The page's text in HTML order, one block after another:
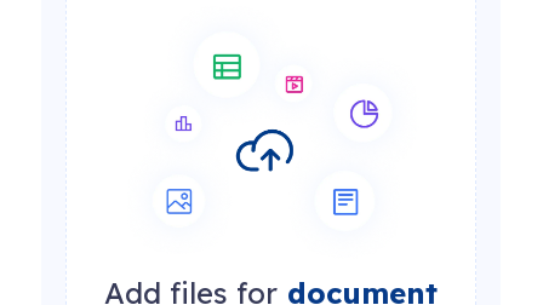
Add files for document